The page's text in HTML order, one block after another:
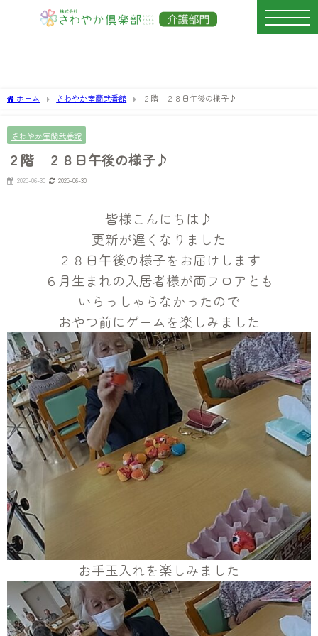
ホーム さわやか室蘭弐番館 ２階 ２８日午後の様子♪
さわやか室蘭弐番館
２階 ２８日午後の様子♪
2025-06-30 2025-06-30
皆様こんにちは♪
更新が遅くなりました
２８日午後の様子をお届けします
６月生まれの入居者様が両フロアとも
いらっしゃらなかったので
おやつ前にゲームを楽しみました
お手玉入れを楽しみました